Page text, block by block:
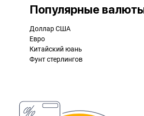
Популярные
Доллар США
Евро
Китайский юань
Фунт стерлингов